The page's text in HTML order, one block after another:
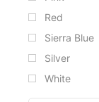
Red
Sierra Blue
Silver
White